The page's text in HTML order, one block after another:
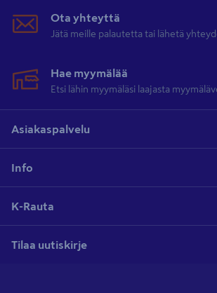
Ota yhteyttä
Jätä meille palautetta tai lähetä
Hae myymälää
Etsi lähin myymäläsi laajasta
Asiakaspalvelu
Info
K-Rauta
Tilaa uutiskirje